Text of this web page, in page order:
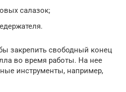
салазок;
закрепить свободный конец
во время работы. На нее
инструменты, например,